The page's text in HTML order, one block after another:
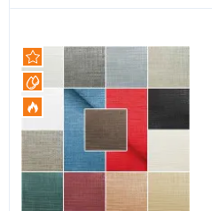
Рекомендуем
Вотерпруф
Огнестойкий